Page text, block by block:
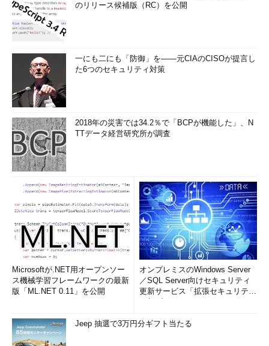
のリリース候補版（RC）を公開
一にも二にも「防御」を――元CIAのCISOが提言し
た6つのセキュリティ対策
2018年の災害では34.2％で「BCPが機能した」、N
TTデータ経営研究所が調査
Microsoftが.NET用オープンソー
ス機械学習フレームワークの最新
版「ML.NET 0.11」を公開
オンプレミスのWindows Server
／SQL Server向けセキュリティ
更新サービス「拡張セキュリティ
Jeep 抽選で3万円分ギフト当たる